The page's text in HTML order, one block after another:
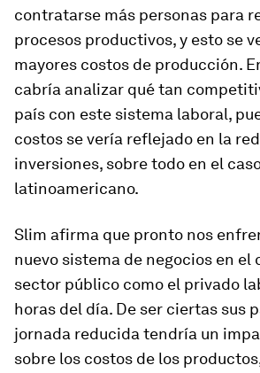
contratarse más personas para
procesos productivos, y esto se
mayores costos de producción.
cabría analizar qué tan
país con este sistema laboral,
costos se vería reflejado en la
inversiones, sobre todo en el
latinoamericano.
Slim afirma que pronto nos
nuevo sistema de negocios en el
sector público como el privado
horas del día. De ser ciertas sus
jornada reducida tendría un
sobre los costos de los